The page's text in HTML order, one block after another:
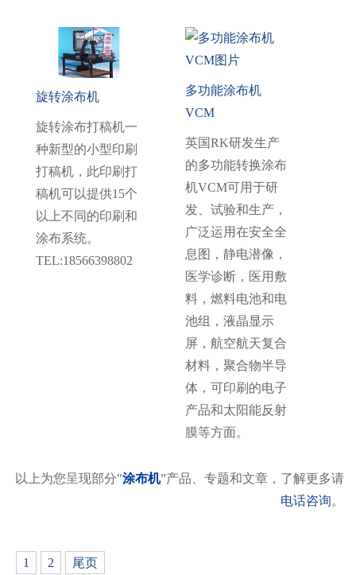
旋转涂布机
旋转涂布打稿机一
种新型的小型印刷
打稿机，此印刷打
稿机可以提供15个
以上不同的印刷和
涂布系统。
TEL:18566398802
多功能涂布机
VCM
英国RK研发生产
的多功能转换涂布
机VCM可用于研
发、试验和生产，
广泛运用在安全全
息图，静电潜像，
医学诊断，医用敷
料，燃料电池和电
池组，液晶显示
屏，航空航天复合
材料，聚合物半导
体，可印刷的电子
产品和太阳能反射
膜等方面。
以上为您呈现部分"涂布机”产品、专题和文章，了解更多请
电话咨询。
1 2 尾页